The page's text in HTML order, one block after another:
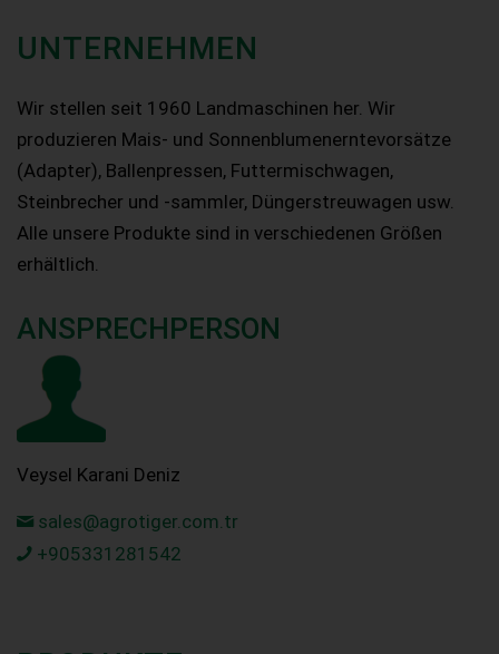
UNTERNEHMEN
Wir stellen seit 1960 Landmaschinen her. Wir
produzieren Mais- und Sonnenblumenerntevorsätze
(Adapter), Ballenpressen, Futtermischwagen,
Steinbrecher und -sammler, Düngerstreuwagen usw.
Alle unsere Produkte sind in verschiedenen Größen
erhältlich.
ANSPRECHPERSON
Veysel Karani Deniz
sales@agrotiger.com.tr
+905331281542